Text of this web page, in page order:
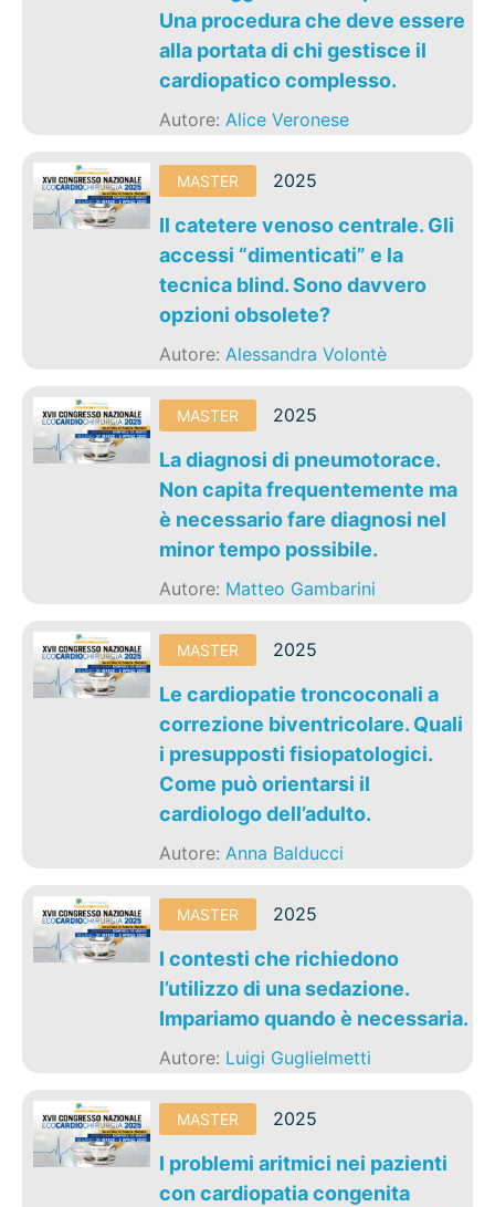
Una procedura che deve essere
alla portata di chi gestisce il
cardiopatico complesso.
Autore:Alice Veronese
MASTER 2025
Il catetere venoso centrale. Gli
accessi “dimenticati” e la
tecnica blind. Sono davvero
opzioni obsolete?
Autore:Alessandra Volontè
MASTER 2025
La diagnosi di pneumotorace.
Non capita frequentemente ma
è necessario fare diagnosi nel
minor tempo possibile.
Autore: Matteo Gambarini
MASTER 2025
Le cardiopatie troncoconali a
correzione biventricolare. Quali
i presupposti fisiopatologici.
Come può orientarsi il
cardiologo dell’adulto.
Autore:Anna Balducci
MASTER 2025
I contesti che richiedono
l’utilizzo di una sedazione.
Impariamo quando è necessaria.
Autore: Luigi Guglielmetti
MASTER 2025
I problemi aritmici nei pazienti
con cardiopatia congenita